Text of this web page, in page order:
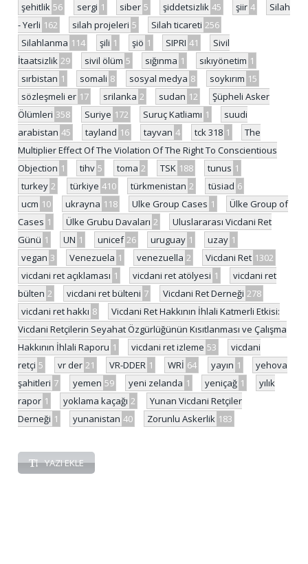
şehitlik 56 sergi 1 siber 5 şiddetsizlik 45 şiir 4
Silah
- Yerli 162 silah projeleri 5 Silah ticareti 256
Silahlanma 114 şili 1 şiö 1 SIPRI 41
Sivil
İtaatsizlik 29 sivil ölüm 5 sığınma 1 sıkıyönetim 1
sırbistan 1 somali 8 sosyal medya 8 soykırım 15
sözleşmeli er 17 srilanka 2 sudan 12
Şüpheli Asker
Ölümleri 358 Suriye 172 Suruç Katliamı 1
suudi
arabistan 45 tayland 16 tayvan 4 tck 318 1
The
Multiplier Effect Of The Violation Of The Right To Conscientious
Objection 1 tihv 5 toma 2 TSK 188 tunus 1
turkey 2 türkiye 410 türkmenistan 2 tüsiad 6
ucm 10 ukrayna 118 Ulke Group Cases 1
Ülke Group of
Cases 1 Ülke Grubu Davaları 2
Uluslararası Vicdani Ret
Günü 1 UN 1 unicef 26 uruguay 1 uzay 1
vegan 3 Venezuela 1 venezuella 2 Vicdani Ret 1302
vicdani ret açıklaması 1 vicdani ret atölyesi 1
vicdani ret
bülten 2 vicdani ret bülteni 7 Vicdani Ret Derneği 278
vicdani ret hakkı 8
Vicdani Ret Hakkının İhlali Katmerli Etkisi:
Vicdani Retçilerin Seyahat Özgürlüğünün Kısıtlanması ve Çalışma
Hakkının İhlali Raporu 1 vicdani ret izleme 53
vicdani
retçi 5 vr der 21 VR-DDER 1 WRİ 64 yayın 1
yehova
şahitleri 7 yemen 59 yeni zelanda 1 yeniçağ 1
yılık
rapor 1 yoklama kaçağı 2
Yunan Vicdani Retçiler
Derneği 1 yunanistan 40 Zorunlu Askerlik 183
YAZI EKLE